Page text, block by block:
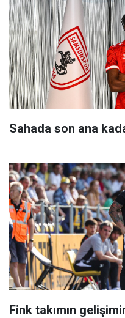
Sahada son ana
Fink takımın